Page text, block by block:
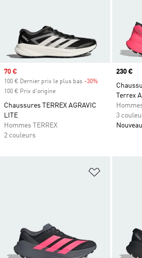
Prix soldé
70 €
100 € Dernier prix le plus bas -30%
100 € Prix d'origine
Chaussures TERREX AGRAVIC
LITE
Hommes TERREX
2 couleurs
Prix
230 €
Terrex
3
Nouveau
Ajouter à